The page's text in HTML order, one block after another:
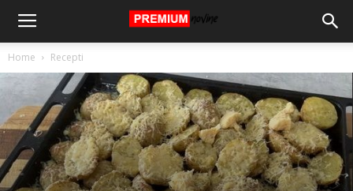
Home Recepti